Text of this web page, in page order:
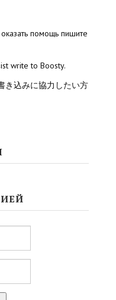
1
2
помощь пишите
write to Boosty.
き込みに協力したい方